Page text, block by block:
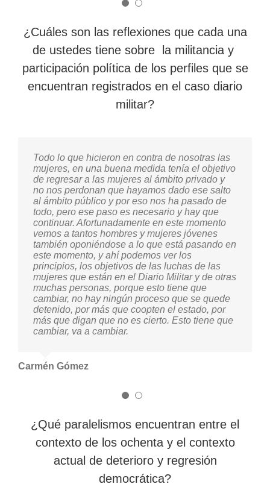
¿Cuáles son las reflexiones que cada una
de ustedes tiene sobre la militancia y
participación política de los perfiles que se
encuentran registrados en el caso diario
militar?
Todo lo que hicieron en contra de nosotras las
mujeres, en una buena medida tenía el objetivo
de regresar a las mujeres al ámbito privado y
no nos perdonan que hayamos dado ese salto
al ámbito público y por eso nos ha pasado de
todo, pero ese paso es necesario y hay que
continuar. Afortunadamente en este momento
vemos a tantos hombres y mujeres jóvenes
también oponiéndose a lo que está pasando en
este momento, y ahí podemos ver los
principios, los objetivos de las luchas de las
mujeres que están en el Diario Militar y de otras
muchas personas, porque esto tiene que
cambiar, no hay ningún proceso que se quede
detenido, por más que coopten el estado, por
más que digan que no es cierto. Esto tiene que
cambiar, va a cambiar.
Carmén Gómez
Yo me sumo a lo que ha dicho Carmen, yo creo
que la luchas de las mujeres han estado
presentes en diversas etapas de esta historia.
Hoy día también están presentes en la
reivindicación y la búsqueda de justicia. Y
también en su energía están todas las
compañeras que estuvieron luchando y
reivindicando por una vida más digna, para
todas, para todes, para todos en esa época.
Reivindicamos las memorias de las víctimas,
de las y los desaparecidos. La lucha por la
tierra, la lucha por la salud, la lucha por la vida,
la lucha por la educación, eran las apuestas
que reivindicaban las y los compañeros en esa
época y son luchas que están tan vigentes en
el dia de hoy, pero que también el hecho de
tenido repercusiones en estas nuevas
organizamos, repensamos, nos sumamos a
estos legados de memoria, para continuar
estas reivindicaciones por lo justo.
de agresiones y de violencia, también ha
habido un continuum en la resistencia, en la
lucha, en la reivindicación y yo creo que eso
¿Qué paralelismos encuentran entre el
contexto de los ochenta y el contexto
actual de deterioro y regresión
democrática?